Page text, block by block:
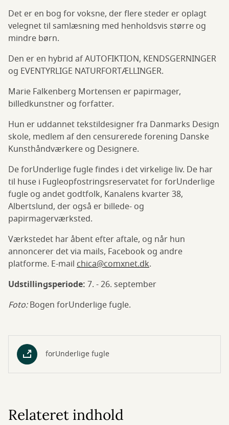
Det er en bog for voksne, der flere steder er oplagt
velegnet til samlæsning med henholdsvis større og
mindre børn.
Den er en hybrid af AUTOFIKTION, KENDSGERNINGER
og EVENTYRLIGE NATURFORTÆLLINGER.
Marie Falkenberg Mortensen er papirmager,
billedkunstner og forfatter.
Hun er uddannet tekstildesigner fra Danmarks Design
skole, medlem af den censurerede forening Danske
Kunsthåndværkere og Designere.
De forUnderlige fugle findes i det virkelige liv. De har
til huse i Fugleopfostringsreservatet for forUnderlige
fugle og andet godtfolk, Kanalens kvarter 38,
Albertslund, der også er billede- og
papirmagerværksted.
Værkstedet har åbent efter aftale, og når hun
annoncerer det via mails, Facebook og andre
platforme. E-mail chica@comxnet.dk.
Udstillingsperiode: 7. - 26. september
Foto:Bogen forUnderlige fugle.
forUnderlige fugle
Relateret indhold